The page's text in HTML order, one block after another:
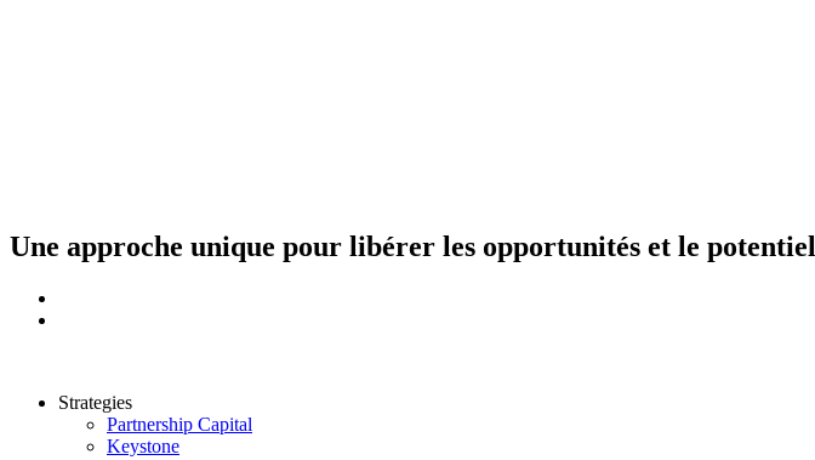
Une approche unique pour libérer les opportunités et le potentiel
Strategies
Partnership Capital
Keystone